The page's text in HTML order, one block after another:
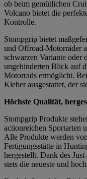
ob beim gemütlichen
Volcano bietet die
Kontrolle.
Stompgrip bietet
und Offroad-Motorräder
schwarzen Variante oder
ungehinderten Blick auf
Motorrads ermöglicht.
Kleber ausgestattet, der
Höchste Qualität,
Stompgrip Produkte
actionreichen Sportarten
Alle Produkte werden
Fertigungsstätte in
hergestellt. Dank des
stets die neueste und